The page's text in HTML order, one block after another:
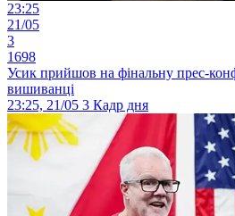
23:25
21/05
3
1698
Усик прийшов на фінальну прес-
вишиванці
23:25, 21/05 3 Кадр дня